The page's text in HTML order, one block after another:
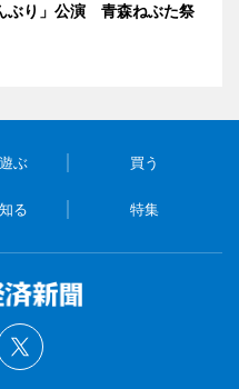
ぶり」公演 青森ねぶた祭
ぶ 買う
る 特集